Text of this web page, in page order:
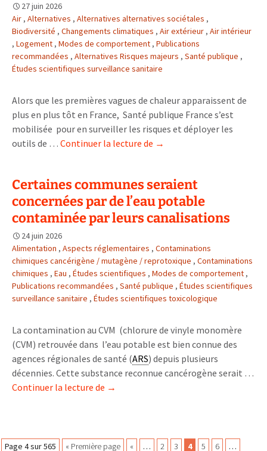
dénoncer
la
réintroduction
de
pesticides
27 juin 2026
Air , Alternatives , Alternatives alternatives sociétales ,
Biodiversité , Changements climatiques , Air extérieur , Air intérieur
, Logement , Modes de comportement , Publications
recommandées , Alternatives Risques majeurs , Santé publique ,
Études scientifiques surveillance sanitaire
Alors que les premières vagues de chaleur apparaissent de
plus en plus tôt en France, Santé publique France s’est
mobilisée pour en surveiller les risques et déployer les
outils de … Continuer la lecture de Face
qui
se
généralisent
conseils
de
base
s’imposent
→
Certaines communes seraient
concernées par de l’eau potable
contaminée par leurs canalisations
24 juin 2026
Alimentation , Aspects réglementaires , Contaminations
chimiques cancérigène / mutagène / reprotoxique , Contaminations
chimiques , Eau , Études scientifiques , Modes de comportement ,
Publications recommandées , Santé publique , Études scientifiques
surveillance sanitaire , Études scientifiques toxicologique
La contamination au CVM (chlorure de vinyle monomère
(CVM) retrouvée dans l’eau potable est bien connue des
agences régionales de santé (ARS) depuis plusieurs
décennies. Cette substance reconnue cancérogène serait …
Continuer la lecture de Certaines
par
→
Page 4 sur 565 « Première page « … 2 3 4 5 6 …